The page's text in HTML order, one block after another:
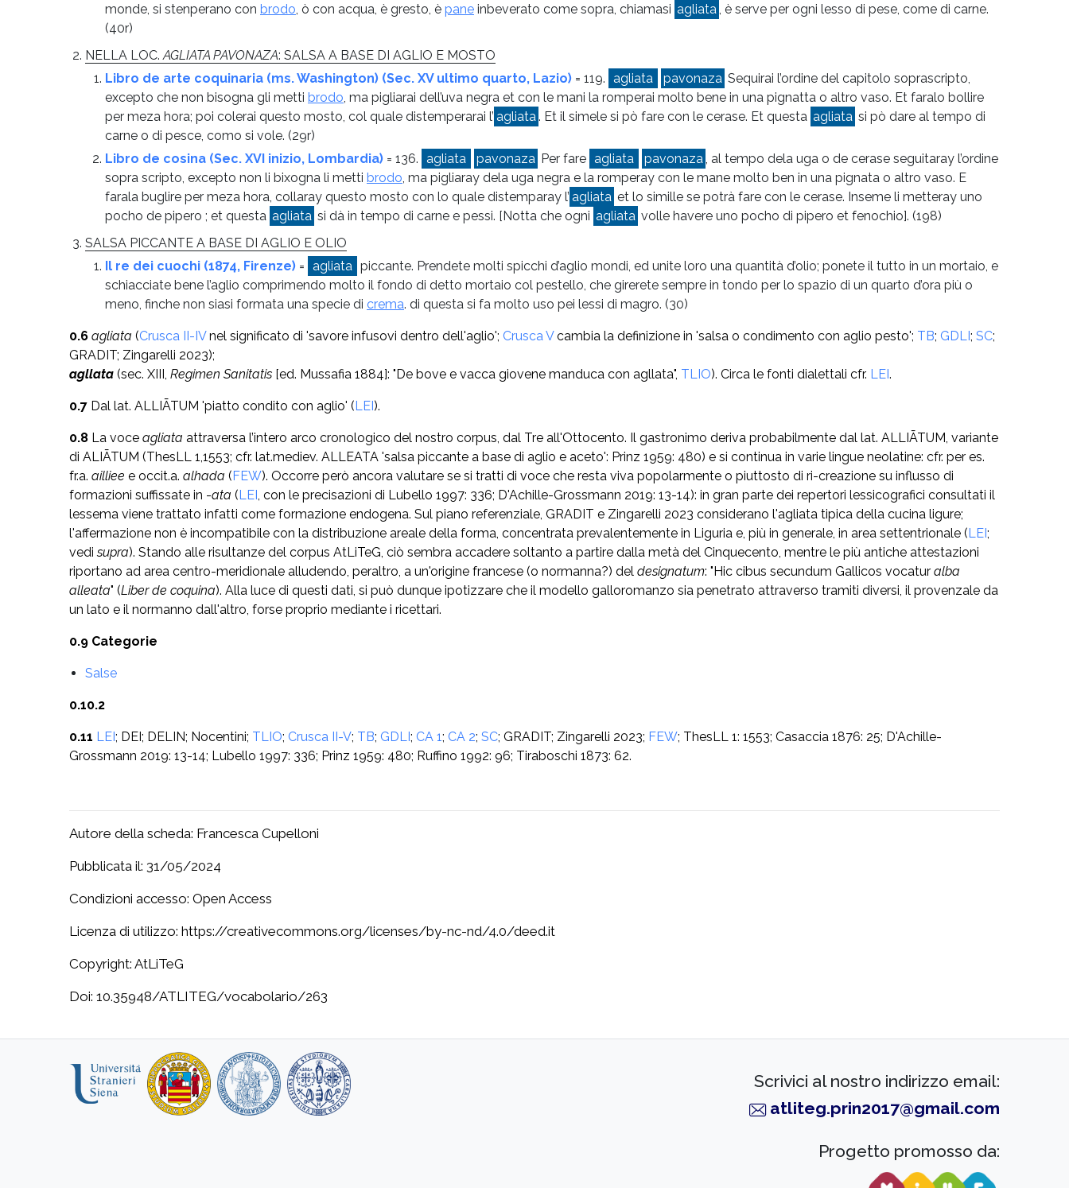
monde, si stenperano con brodo , ò con acqua, è gresto, è pane inbeverato come sopra, chiamasi agliata , è serve per ogni lesso di pese, come di carne.
(40r)
NELLA LOC. AGLIATA PAVONAZA: SALSA A BASE DI AGLIO E MOSTO
Libro de arte coquinaria (ms. Washington) (Sec. XV ultimo quarto, Lazio) = 119. agliata pavonaza Sequirai l’ordine del capitolo soprascripto,
excepto che non bisogna gli metti brodo , ma pigliarai dell’uva negra et con le mani la romperai molto bene in una pignatta o altro vaso. Et faralo bollire
per meza hora; poi colerai questo mosto, col quale distemperarai l’ agliata . Et il simele si pò fare con le cerase. Et questa agliata si pò dare al tempo di
carne o di pesce, como si vole. (29r)
Libro de cosina (Sec. XVI inizio, Lombardia) = 136. agliata pavonaza Per fare agliata pavonaza
, al tempo dela uga o de cerase seguitaray l’ordine
sopra scripto, excepto non li bixogna li metti brodo , ma pigliaray dela uga negra e la romperay con le mane molto ben in una pignata o altro vaso. E
farala buglire per meza hora, collaray questo mosto con lo quale distemparay l’ agliata et lo simille se potrà fare con le cerase. Inseme li metteray uno
pocho de pipero ; et questa agliata si dà in tempo di carne e pessi. [Notta che ogni agliata volle havere uno pocho di pipero et fenochio]. (198)
SALSA PICCANTE A BASE DI AGLIO E OLIO
Il re dei cuochi (1874, Firenze) = agliata piccante. Prendete molti spicchi d’aglio mondi, ed unite loro una quantità d’olio; ponete il tutto in un mortaio, e
schiacciate bene l’aglio comprimendo molto il fondo di detto mortaio col pestello, che girerete sempre in tondo per lo spazio di un quarto d’ora più o
meno, finche non siasi formata una specie di crema. di questa si fa molto uso pei lessi di magro. (30)
0.6 agliata (Crusca II-IVnel significato di 'savore infusovi dentro dell'aglio'; Crusca Vcambia la definizione in 'salsa o condimento con aglio pesto'; TB; GDLI; SC;
GRADIT; Zingarelli 2023);
agllata (sec. XIII, Regimen Sanitatis [ed. Mussafia 1884]: "De bove e vacca giovene manduca con agllata", TLIO). Circa le fonti dialettali cfr. LEI.
0.7 Dal lat. ALLIĀTUM 'piatto condito con aglio' (LEI).
0.8 La voce agliata attraversa l’intero arco cronologico del nostro corpus, dal Tre all'Ottocento. Il gastronimo deriva probabilmente dal lat. ALLIĀTUM, variante
di ALIĀTUM (ThesLL 1,1553; cfr. lat.mediev. ALLEATA 'salsa piccante a base di aglio e aceto': Prinz 1959: 480) e si continua in varie lingue neolatine: cfr. per es.
fr.a. ailliee e occit.a. alhada (FEW). Occorre però ancora valutare se si tratti di voce che resta viva popolarmente o piuttosto di ri-creazione su influsso di
formazioni suffissate in -ata (LEI , con le precisazioni di Lubello 1997: 336; D'Achille-Grossmann 2019: 13-14): in gran parte dei repertori lessicografici consultati il
lessema viene trattato infatti come formazione endogena. Sul piano referenziale, GRADIT e Zingarelli 2023 considerano l'agliata tipica della cucina ligure;
l'affermazione non è incompatibile con la distribuzione areale della forma, concentrata prevalentemente in Liguria e, più in generale, in area settentrionale (LEI;
vedisupra). Stando alle risultanze del corpus AtLiTeG, ciò sembra accadere soltanto a partire dalla metà del Cinquecento, mentre le più antiche attestazioni
riportano ad area centro-meridionale alludendo, peraltro, a un'origine francese (o normanna?) del designatum: "Hic cibus secundum Gallicos vocatur alba
alleata" (Liber de coquina). Alla luce di questi dati, si può dunque ipotizzare che il modello galloromanzo sia penetrato attraverso tramiti diversi, il provenzale da
un lato e il normanno dall'altro, forse proprio mediante i ricettari.
0.9 Categorie
Salse
0.10.2
0.11 LEI; DEI; DELIN; Nocentini; TLIO; Crusca II-V; TB; GDLI; CA 1; CA 2; SC; GRADIT; Zingarelli 2023; FEW; ThesLL 1: 1553; Casaccia 1876: 25; D'Achille-
Grossmann 2019: 13-14; Lubello 1997: 336; Prinz 1959: 480; Ruffino 1992: 96; Tiraboschi 1873: 62.
Autore della scheda: Francesca Cupelloni
Pubblicata il: 31/05/2024
Condizioni accesso: Open Access
Licenza di utilizzo: https://creativecommons.org/licenses/by-nc-nd/4.0/deed.it
Copyright: AtLiTeG
Doi: 10.35948/ATLITEG/vocabolario/263
Scrivici al nostro indirizzo email:
atliteg.prin2017@gmail.com
Progetto promosso da: